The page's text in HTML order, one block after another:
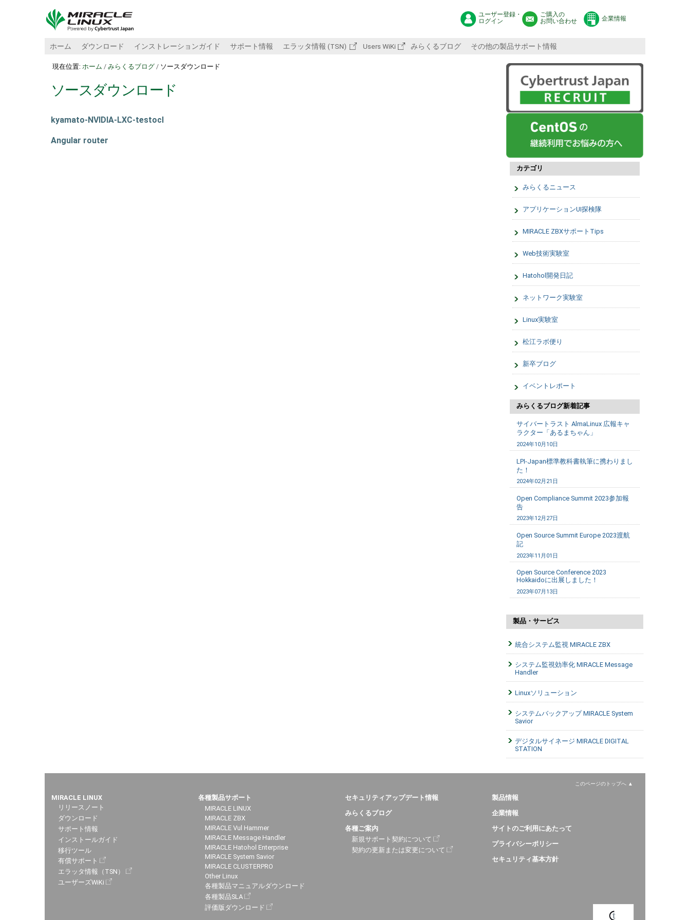
ユーザー登録・
ログイン
ご購入の
お問い合わせ
企業情報
ホーム ダウンロード インストレーションガイド サポート情報 エラッタ情報 (TSN) Users WiKi みらくるブログ その他の製品サポート情報
現在位置: ホーム / みらくるブログ / ソースダウンロード
ソースダウンロード
kyamato-NVIDIA-LXC-testocl
Angular router
カテゴリ
みらくるニュース
アプリケーションUI探検隊
MIRACLE ZBXサポートTips
Web技術実験室
Hatohol開発日記
ネットワーク実験室
Linux実験室
松江ラボ便り
新卒ブログ
イベントレポート
みらくるブログ新着記事
サイバートラスト AlmaLinux 広報キャ
ラクター「あるまちゃん」
2024年10月10日
LPI-Japan標準教科書執筆に携わりまし
た！
2024年02月21日
Open Compliance Summit 2023参加報
告
2023年12月27日
Open Source Summit Europe 2023渡航
記
2023年11月01日
Open Source Conference 2023
Hokkaidoに出展しました！
2023年07月13日
製品・サービス
統合システム監視 MIRACLE ZBX
システム監視効率化 MIRACLE Message
Handler
Linuxソリューション
システムバックアップ MIRACLE System
Savior
デジタルサイネージ MIRACLE DIGITAL
STATION
このページのトップへ
MIRACLE LINUX
リリースノート
ダウンロード
サポート情報
インストールガイド
移行ツール
有償サポート
エラッタ情報（TSN）
ユーザーズWiKi
各種製品サポート
MIRACLE LINUX
MIRACLE ZBX
MIRACLE Vul Hammer
MIRACLE Message Handler
MIRACLE Hatohol Enterprise
MIRACLE System Savior
MIRACLE CLUSTERPRO
Other Linux
各種製品マニュアルダウンロード
各種製品SLA
評価版ダウンロード
セキュリティアップデート情報
みらくるブログ
各種ご案内
新規サポート契約について
契約の更新または変更について
製品情報
企業情報
サイトのご利用にあたって
プライバシーポリシー
セキュリティ基本方針